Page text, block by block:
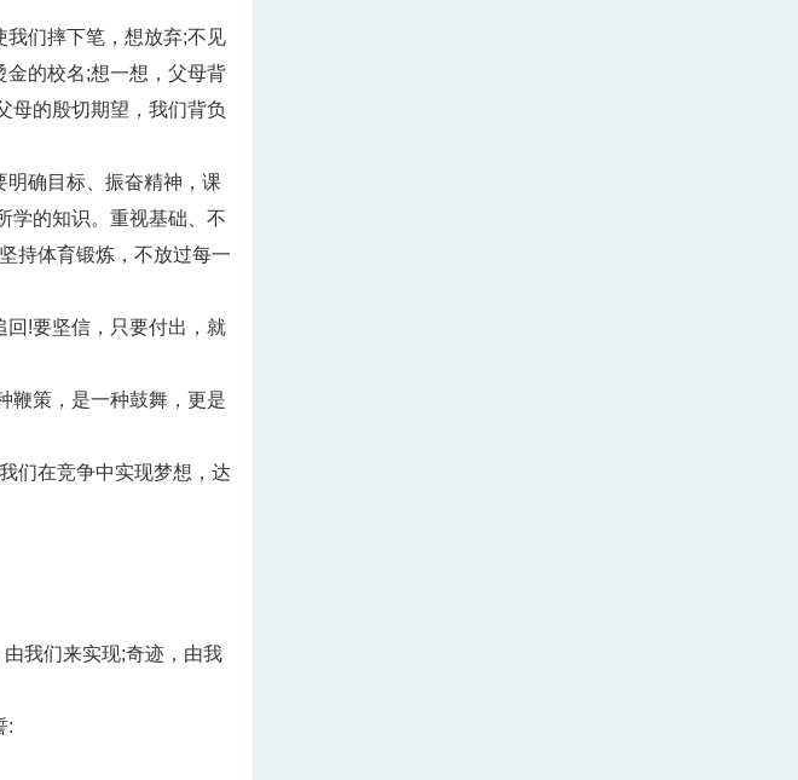
们摔下笔，想放弃;不见
的校名;想一想，父母背
的殷切期望，我们背负
明确目标、振奋精神，课
学的知识。重视基础、不
持体育锻炼，不放过每一
回!要坚信，只要付出，就
鞭策，是一种鼓舞，更是
们在竞争中实现梦想，达
我们来实现;奇迹，由我
: